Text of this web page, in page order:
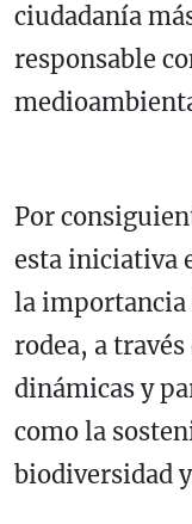
ciudadanía
responsable
Por
esta iniciativa
la importancia
rodea, a
dinámicas y
como la
biodiversidad